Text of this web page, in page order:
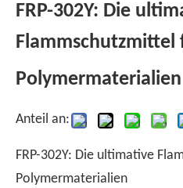
FRP-302Y: Die
Flammschutzmittel
Polymermaterialien
Anteil an:
FRP-302Y: Die ultimative
Polymermaterialien